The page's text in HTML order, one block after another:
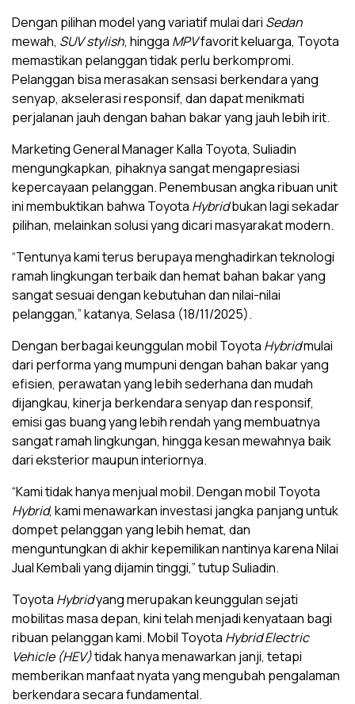
Dengan pilihan model yang variatif mulai dari Sedan
mewah, SUVstylish, hingga MPVfavorit keluarga, Toyota
memastikan pelanggan tidak perlu berkompromi.
Pelanggan bisa merasakan sensasi berkendara yang
senyap, akselerasi responsif, dan dapat menikmati
perjalanan jauh dengan bahan bakar yang jauh lebih irit.
Marketing General Manager Kalla Toyota, Suliadin
mengungkapkan, pihaknya sangat mengapresiasi
kepercayaan pelanggan. Penembusan angka ribuan unit
ini membuktikan bahwa Toyota Hybridbukan lagi sekadar
pilihan, melainkan solusi yang dicari masyarakat modern.
“Tentunya kami terus berupaya menghadirkan teknologi
ramah lingkungan terbaik dan hemat bahan bakar yang
sangat sesuai dengan kebutuhan dan nilai-nilai
pelanggan,” katanya, Selasa (18/11/2025).
Dengan berbagai keunggulan mobil Toyota Hybridmulai
dari performa yang mumpuni dengan bahan bakar yang
efisien, perawatan yang lebih sederhana dan mudah
dijangkau, kinerja berkendara senyap dan responsif,
emisi gas buang yang lebih rendah yang membuatnya
sangat ramah lingkungan, hingga kesan mewahnya baik
dari eksterior maupun interiornya.
“Kami tidak hanya menjual mobil. Dengan mobil Toyota
Hybrid, kami menawarkan investasi jangka panjang untuk
dompet pelanggan yang lebih hemat, dan
menguntungkan di akhir kepemilikan nantinya karena Nilai
Jual Kembali yang dijamin tinggi,” tutup Suliadin.
Toyota Hybridyang merupakan keunggulan sejati
mobilitas masa depan, kini telah menjadi kenyataan bagi
ribuan pelanggan kami. Mobil Toyota Hybrid Electric
Vehicle (HEV)tidak hanya menawarkan janji, tetapi
memberikan manfaat nyata yang mengubah pengalaman
berkendara secara fundamental.